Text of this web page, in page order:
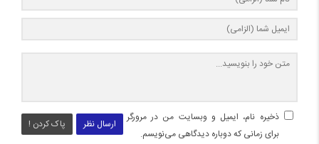
ارسال نظر پاک کردن !
ذخیره نام، ایمیل و وبسایت من در مرورگر
برای زمانی که دوباره دیدگاهی می‌نویسم.